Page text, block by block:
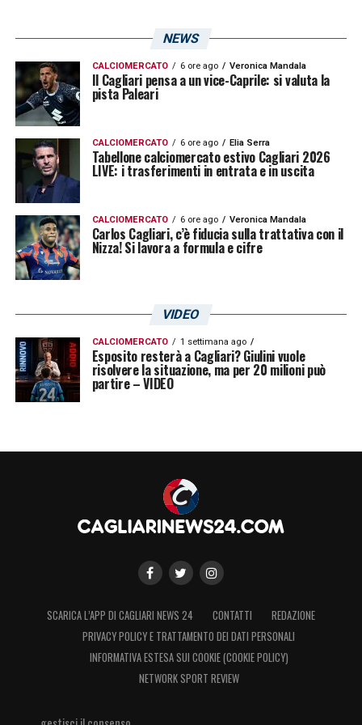
queste situazioni, c’è qualcosa che scatta
nella testa dei calciatori»
LA PLAYLIST DELLE NOSTRE TOP NEWS
NEWS
CALCIOMERCATO 6 ore ago Veronica Mandala
Il Cagliari pensa a un vice-Caprile: si valuta la
pista Paleari
CALCIOMERCATO 6 ore ago Elia Serra
Tabellone calciomercato estivo Cagliari 2026
LIVE: i trasferimenti in entrata e in uscita
CALCIOMERCATO 6 ore ago Veronica Mandala
Carlos Cagliari, c’è fiducia sulla trattativa con il
Nizza! Si lavora a formula e cifre
VIDEO
CALCIOMERCATO 1 settimana ago
Esposito resterà a Cagliari? Giulini vuole
risolvere la situazione, ma per 20 milioni può
partire – VIDEO
SCARICA L’APP DI CAGLIARI NEWS 24 CONTATTI
REDAZIONE
PRIVACY POLICY E TRATTAMENTO DEI DATI PERSONALI
INFORMATIVA ESTESA SUI COOKIE (COOKIE POLICY)
NETWORK SPORT REVIEW